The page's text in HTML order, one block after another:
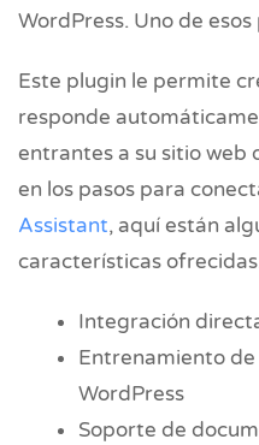
WordPress. Uno de
Este plugin le permite
responde
entrantes a su sitio web
en los pasos para
Assistant, aquí están
características
Integración
Entrenamiento
WordPress
Soporte de